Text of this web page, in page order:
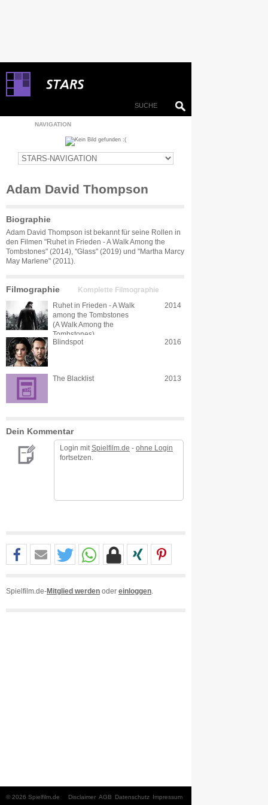
NAVIGATION
Adam David Thompson
Biographie
Adam David Thompson ist bekannt für seine Rollen in
den Filmen "Ruhet in Frieden - A Walk Among the
Tombstones" (2014), "Glass" (2019) und "Martha Marcy
May Marlene" (2011).
Filmographie Komplette Filmographie
Ruhet in Frieden - A Walk
among the Tombstones
(A Walk Among the
Tombstones)
2014
Blindspot 2016
The Blacklist 2013
Dein Kommentar
Login mit Spielfilm.de - ohne Login
fortsetzen.
Spielfilm.de-Mitglied werden oder einloggen
© 2026 Spielfilm.de Impressum
Datenschutz
AGB
Disclaimer